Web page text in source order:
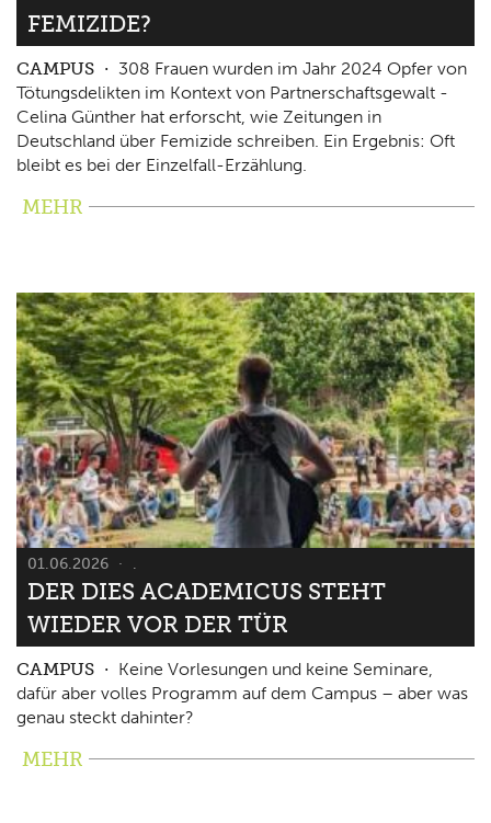
FEMIZIDE?
CAMPUS
308 Frauen wurden im Jahr 2024 Opfer von
Tötungsdelikten im Kontext von Partnerschaftsgewalt -
Celina Günther hat erforscht, wie Zeitungen in
Deutschland über Femizide schreiben. Ein Ergebnis: Oft
bleibt es bei der Einzelfall-Erzählung.
MEHR
01.06.2026 .
DER DIES ACADEMICUS STEHT
WIEDER VOR DER TÜR
CAMPUS
Keine Vorlesungen und keine Seminare,
dafür aber volles Programm auf dem Campus – aber was
genau steckt dahinter?
MEHR